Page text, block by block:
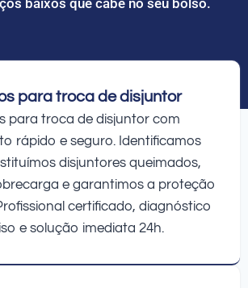
para troca de disjuntor
para troca de disjuntor com
rápido e seguro. Identificamos
disjuntores queimados,
e garantimos a proteção
certificado, diagnóstico
e solução imediata 24h.